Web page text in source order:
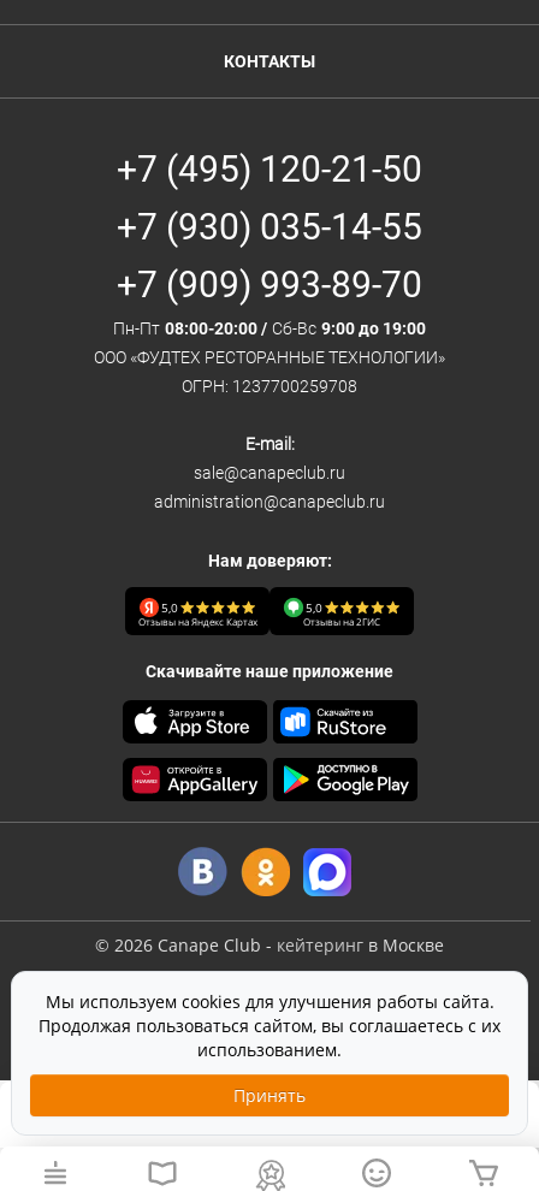
1 590 ₽ Лайт Добавить в корзину
КОНТАКТЫ
+7 (495) 120-21-50
+7 (930) 035-14-55
+7 (909) 993-89-70
Пн-Пт 08:00-20:00 / Сб-Вс 9:00 до 19:00
ООО «ФУДТЕХ РЕСТОРАННЫЕ ТЕХНОЛОГИИ»
ОГРН: 1237700259708
E-mail:
sale@canapeclub.ru
administration@canapeclub.ru
Нам доверяют:
5,0
Отзывы на Яндекс Картах
5,0
Отзывы на 2ГИС
Скачивайте наше приложение
© 2026 Canape Club - кейтеринг в Москве
Политика конфиденциальности
Согласие на обработку персональных данных
На сайте используетсяSmartCaptcha
Мы используем cookies для улучшения работы сайта.
Продолжая пользоваться сайтом, вы соглашаетесь с их
использованием.
Принять